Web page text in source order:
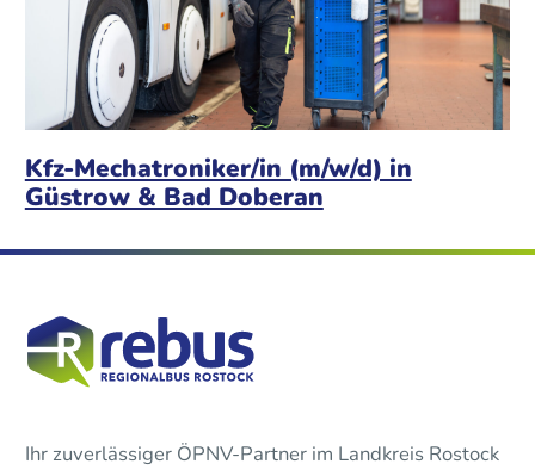
Kfz-Mechatroniker/in (m/w/d) in
Güstrow & Bad Doberan
Ihr zuverlässiger ÖPNV-Partner im Landkreis Rostock